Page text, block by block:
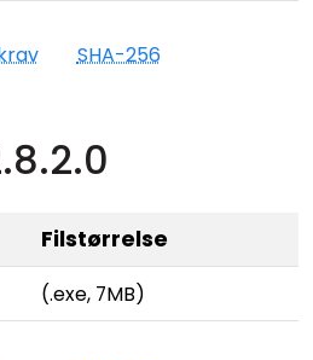
SHA-256
Filstørrelse
(.exe, 7MB)